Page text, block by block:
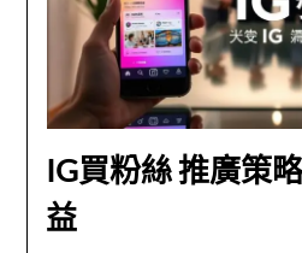
IG買粉絲 推廣策
益